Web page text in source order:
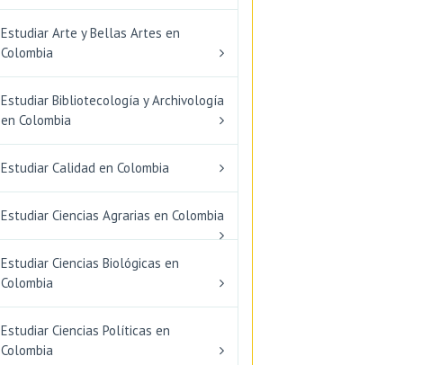
Estudiar Arte y Bellas Artes en
Colombia
Estudiar Bibliotecología y Archivología
en Colombia
Estudiar Calidad en Colombia
Estudiar Ciencias Agrarias en Colombia
Estudiar Ciencias Biológicas en
Colombia
Estudiar Ciencias Políticas en
Colombia